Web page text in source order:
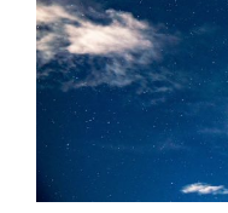
座
流
星
影